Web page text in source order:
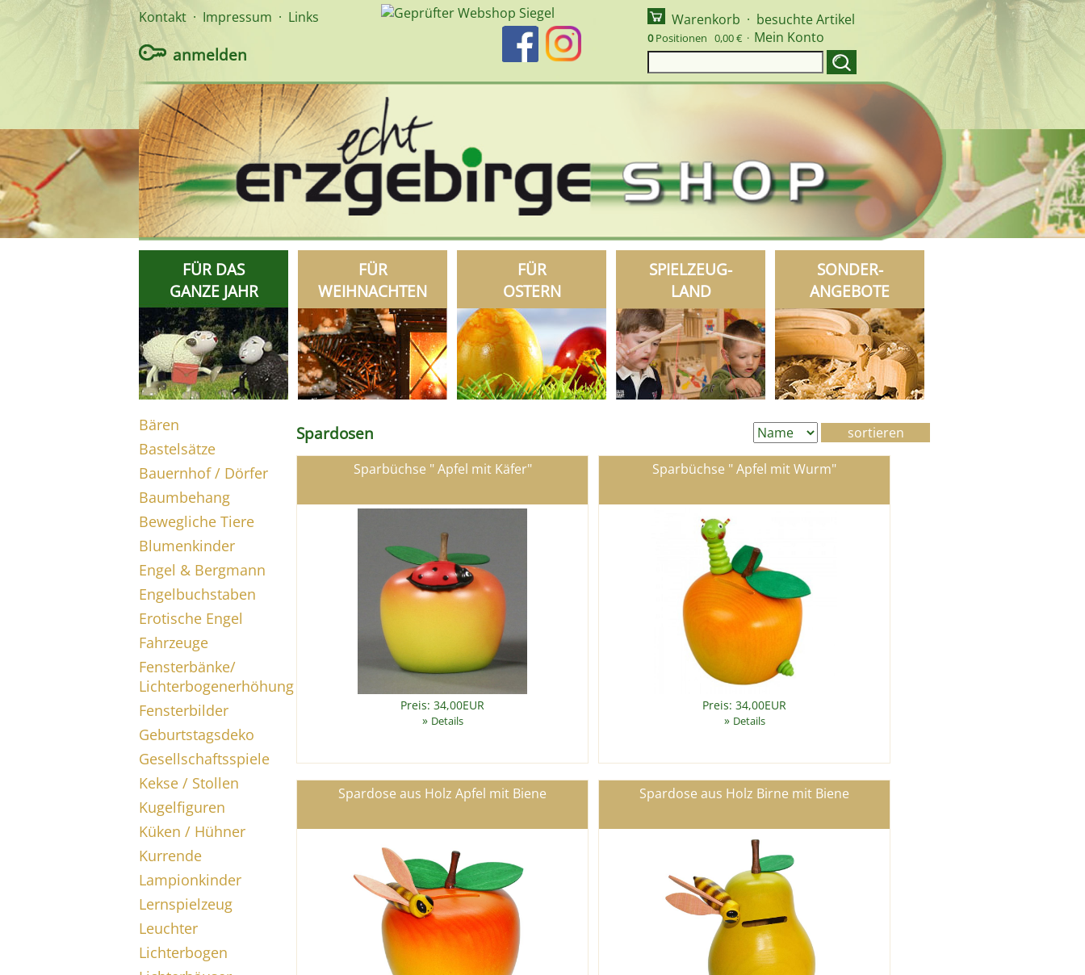
Kontakt · Impressum · Links
anmelden
Warenkorb · besuchte Artikel
0Positionen 0,00 € · Mein Konto
FÜR DAS
GANZE JAHR
FÜR
WEIHNACHTEN
FÜR
OSTERN
SPIELZEUG-
LAND
SONDER-
ANGEBOTE
Bären
Bastelsätze
Bauernhof / Dörfer
Baumbehang
Bewegliche Tiere
Blumenkinder
Engel & Bergmann
Engelbuchstaben
Erotische Engel
Fahrzeuge
Fensterbänke/
Lichterbogenerhöhung
Fensterbilder
Geburtstagsdeko
Gesellschaftsspiele
Kekse / Stollen
Kugelfiguren
Küken / Hühner
Kurrende
Lampionkinder
Lernspielzeug
Leuchter
Lichterbogen
Spardosen
Sparbüchse " Apfel mit Käfer"
Preis: 34,00EUR
» Details
Sparbüchse " Apfel mit Wurm"
Preis: 34,00EUR
» Details
Spardose aus Holz Apfel mit Biene Spardose aus Holz Birne mit Biene